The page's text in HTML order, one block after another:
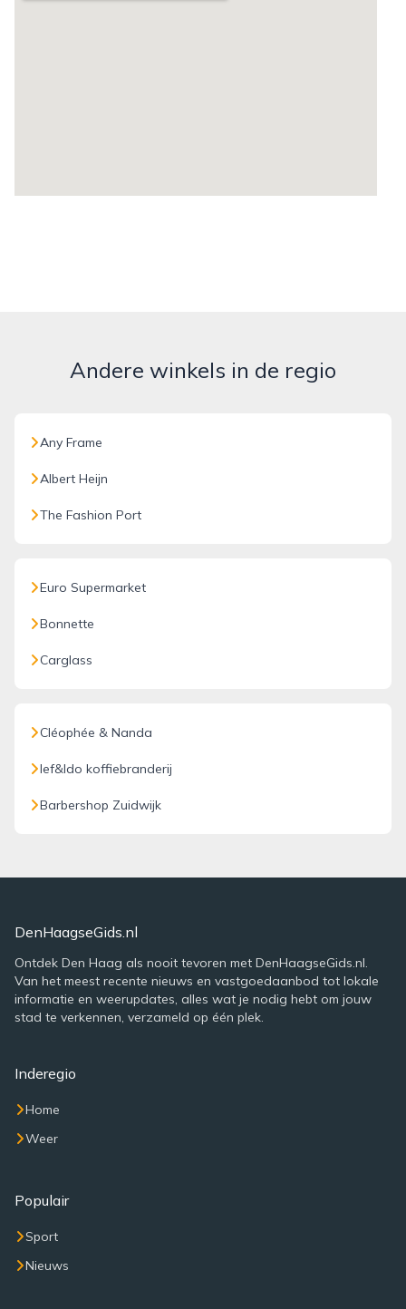
Andere winkels in de regio
Any Frame
Albert Heijn
The Fashion Port
Euro Supermarket
Bonnette
Carglass
Cléophée & Nanda
Ief&Ido koffiebranderij
Barbershop Zuidwijk
DenHaagseGids.nl
Ontdek Den Haag als nooit tevoren met DenHaagseGids.nl.
Van het meest recente nieuws en vastgoedaanbod tot lokale
informatie en weerupdates, alles wat je nodig hebt om jouw
stad te verkennen, verzameld op één plek.
Inderegio
Home
Weer
Populair
Sport
Nieuws